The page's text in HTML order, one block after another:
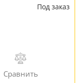
Под заказ